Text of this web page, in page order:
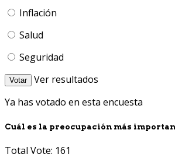
Inflación
Salud
Seguridad
Votar
Ver resultados
Ya has votado en esta encuesta
Cuál es la preocupación más
Total Vote: 161